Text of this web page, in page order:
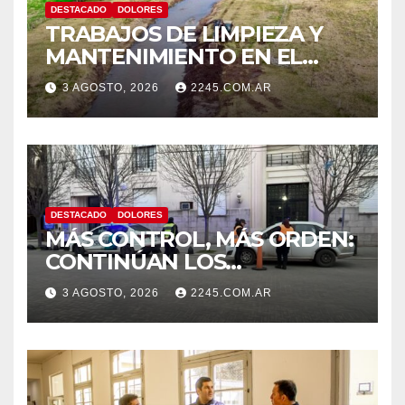
DESTACADO DOLORES
TRABAJOS DE LIMPIEZA Y
MANTENIMIENTO EN EL
CANAL LA PICASA
3 AGOSTO, 2026 2245.COM.AR
DESTACADO DOLORES
MÁS CONTROL, MÁS ORDEN:
CONTINÚAN LOS
OPERATIVOS PREVENTIVOS
DE TRÁNSITO EN DOLORES
3 AGOSTO, 2026 2245.COM.AR